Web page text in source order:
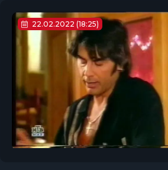
22.02.2022 (18:25)